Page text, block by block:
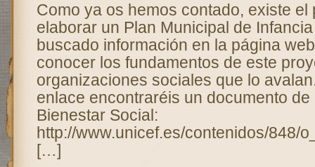
Como ya os hemos contado, existe el
elaborar un Plan Municipal de
buscado información en la página
conocer los fundamentos de este
organizaciones sociales que lo
enlace encontraréis un documento
Bienestar Social:
http://www.unicef.es/contenidos/848/
[…]